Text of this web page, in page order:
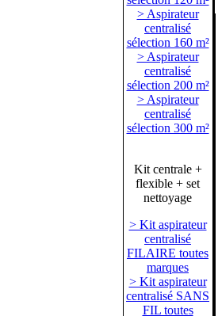
> Aspirateur
centralisé
sélection 160 m²
> Aspirateur
centralisé
sélection 200 m²
> Aspirateur
centralisé
sélection 300 m²
Kit centrale +
flexible + set
nettoyage
> Kit aspirateur
centralisé
FILAIRE toutes
marques
> Kit aspirateur
centralisé SANS
FIL toutes